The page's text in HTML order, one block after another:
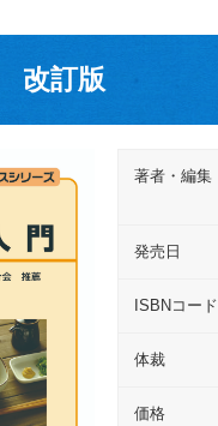
改訂版
著者・編集
発売日
ISBNコード
体裁
価格